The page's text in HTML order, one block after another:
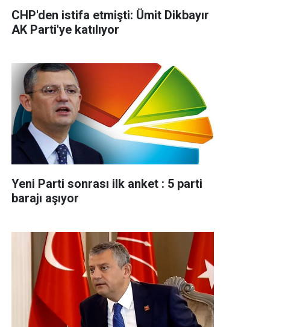
CHP'den istifa etmişti: Ümit Dikbayır
AK Parti'ye katılıyor
Yeni Parti sonrası ilk anket : 5 parti
barajı aşıyor